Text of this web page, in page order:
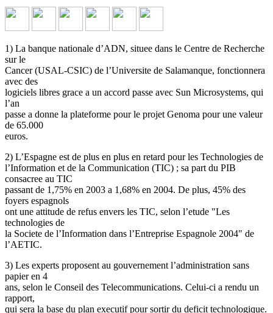
1) La banque nationale d’ADN, situee dans le Centre de Recherche
sur le
Cancer (USAL-CSIC) de l’Universite de Salamanque, fonctionnera
avec des
logiciels libres grace a un accord passe avec Sun Microsystems, qui
l’an
passe a donne la plateforme pour le projet Genoma pour une valeur
de 65.000
euros.
2) L’Espagne est de plus en plus en retard pour les Technologies de
l’Information et de la Communication (TIC) ; sa part du PIB
consacree au TIC
passant de 1,75% en 2003 a 1,68% en 2004. De plus, 45% des
foyers espagnols
ont une attitude de refus envers les TIC, selon l’etude "Les
technologies de
la Societe de l’Information dans l’Entreprise Espagnole 2004" de
l’AETIC.
3) Les experts proposent au gouvernement l’administration sans
papier en 4
ans, selon le Conseil des Telecommunications. Celui-ci a rendu un
rapport,
qui sera la base du plan executif pour sortir du deficit technologique.